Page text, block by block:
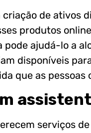
criação de ativos
produtos
pode ajudá-lo a
disponíveis
que as pessoas
serviços